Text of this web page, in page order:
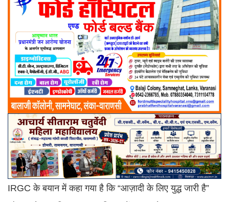
IRGC के बयान में कहा गया है कि “आज़ादी के लिए युद्ध जारी है”